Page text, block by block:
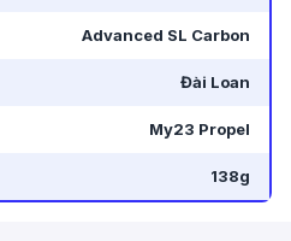
Advanced SL Carbon
Đài Loan
My23 Propel
138g